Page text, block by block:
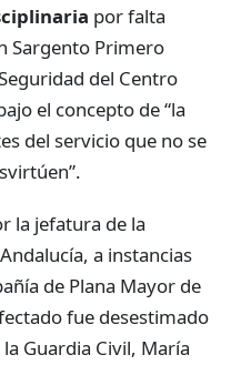
por falta
Sargento Primero
del Centro
el concepto de “la
del servicio que no se
la jefatura de la
a instancias
de Plana Mayor de
fue desestimado
Guardia Civil, María